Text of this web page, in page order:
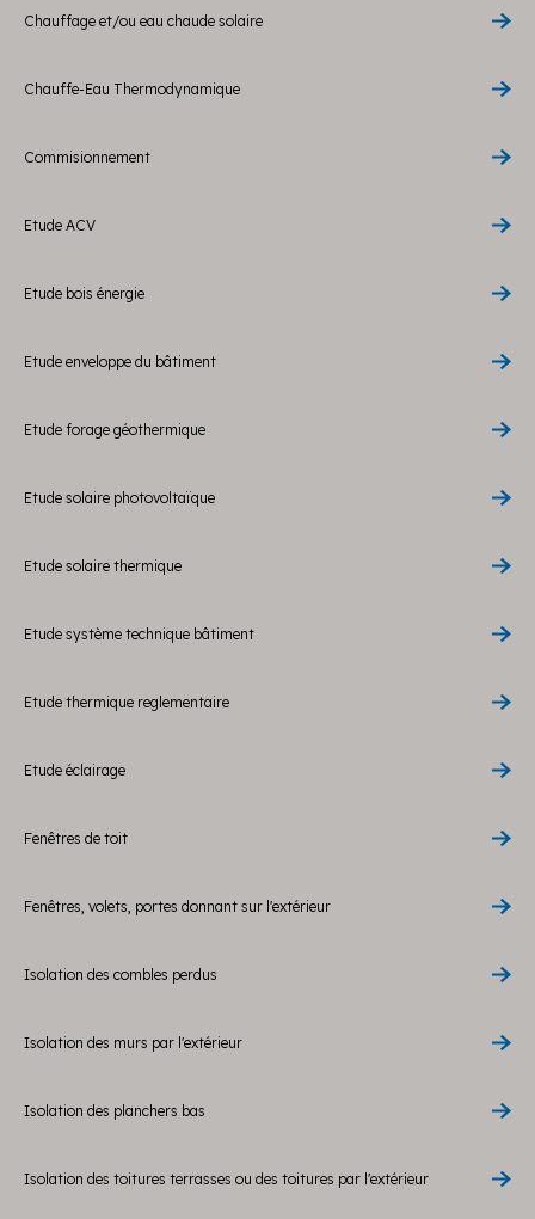
Chauffage et/ou eau chaude solaire
Chauffe-Eau Thermodynamique
Commisionnement
Etude ACV
Etude bois énergie
Etude enveloppe du bâtiment
Etude forage géothermique
Etude solaire photovoltaïque
Etude solaire thermique
Etude système technique bâtiment
Etude thermique reglementaire
Etude éclairage
Fenêtres de toit
Fenêtres, volets, portes donnant sur l'extérieur
Isolation des combles perdus
Isolation des murs par l'extérieur
Isolation des planchers bas
Isolation des toitures terrasses ou des toitures par l'extérieur